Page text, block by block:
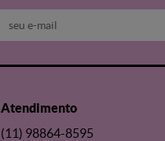
Atendimento
(11) 98864-8595